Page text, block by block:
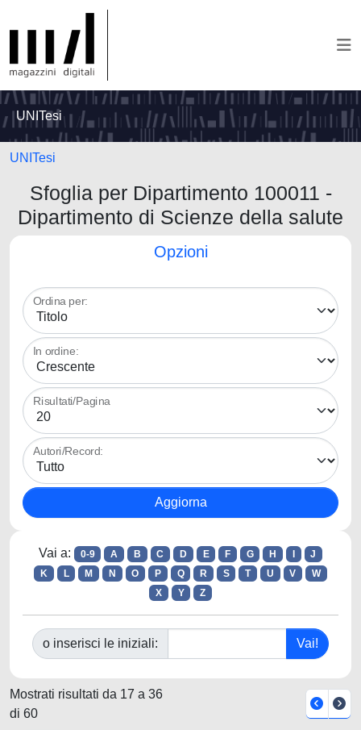
UNITesi
UNITesi
Sfoglia per Dipartimento 100011 -
Dipartimento di Scienze della salute
Opzioni
Ordina per:
In ordine:
Risultati/Pagina
Autori/Record:
Vai a: 0-9 A B C D E F G H
J
K
L M N O P Q R S T U V
W
X
Y Z
o inserisci le iniziali:
Mostrati risultati da 17 a 36
di 60